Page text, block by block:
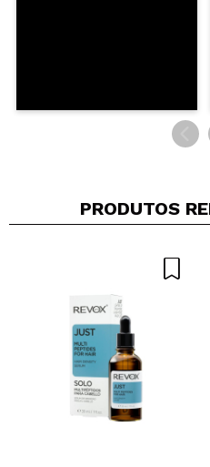
PRODUTOS